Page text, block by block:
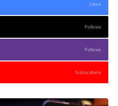
Likes
Follows
Follows
Subscribers